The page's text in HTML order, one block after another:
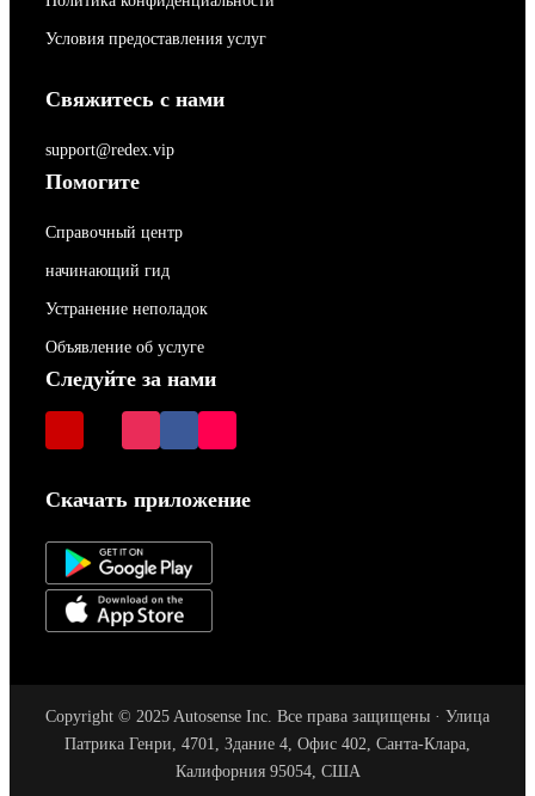
Условия предоставления услуг
Свяжитесь с нами
support@redex.vip
Помогите
Справочный центр
начинающий гид
Устранение неполадок
Объявление об услуге
Следуйте за нами
Скачать приложение
Copyright © 2025 Autosense Inc. Все права защищены · Улица
Патрика Генри, 4701, Здание 4, Офис 402, Санта-Клара,
Калифорния 95054, США